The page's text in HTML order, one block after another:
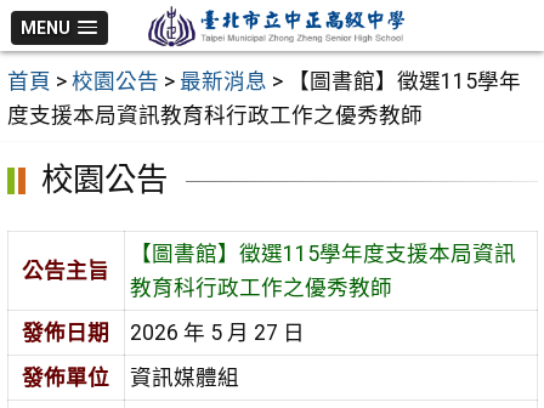
跳
至
主
要
MENU
首頁 > 校園公告 > 最新消息 >
【圖書館】徵選115學年
度支援本局資訊教育科行政工作之優秀教師
校園公告
公告主旨
【圖書館】徵選115學年度支援本局資訊
教育科行政工作之優秀教師
發佈日期
2026 年 5 月 27 日
發佈單位
資訊媒體組